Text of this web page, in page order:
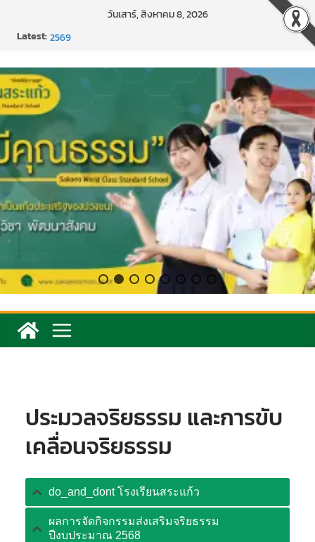
content
วันเสาร์, สิงหาคม 8, 2026
Latest: การพัฒนานวัตกรรมบอร์ดเกม เพื่อการเรียนรู้เชิงรุก ประจำปี
แข่งขันกีฬาบาสเกตบอลรายการ “ออมสิน Youth Sports
Festival ๒๕๖๙”
ค่ายภาษาและวัฒนธรรม Languages & Cultural.Camp )
กิจกรรมบริจาคโลหิต ยิ่งให้ยิ่งได้ ครั้งที่ 51
กีฬาอีสปอร์ต (FC Online PC)
ประมวลจริยธรรม และการขับ
เคลื่อนจริยธรรม
do_and_dont โรงเรียนสระแก้ว
ผลการจัดกิจกรรมส่งเสริมจริยธรรม
ปีงบประมาณ 2568